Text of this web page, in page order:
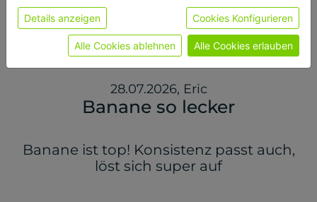
28.07.2026, Eric
Banane so lecker
Banane ist top! Konsistenz passt auch,
löst sich super auf
sie unsere Webseite weiter nutzen, geben Sie
Einwilligung zu unseren Cookies.
Weitere Informationen finden sie in unserer
Datenschutzerklärungbzw. im Impressum
Details anzeigen Cookies Konfigurieren
Alle Cookies ablehnen Alle Cookies erlauben